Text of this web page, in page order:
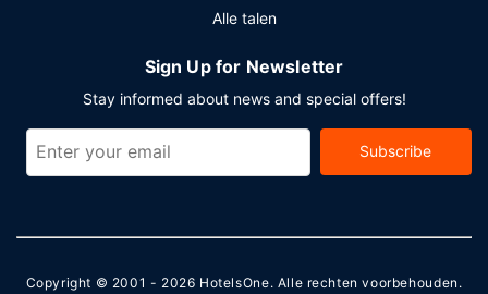
Alle talen
Sign Up for Newsletter
Stay informed about news and special offers!
Subscribe
Copyright © 2001 - 2026 HotelsOne. Alle rechten voorbehouden.